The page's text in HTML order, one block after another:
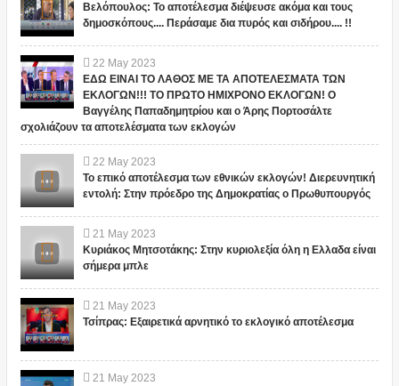
Βελόπουλος: Το αποτέλεσμα διέψευσε ακόμα και τους
δημοσκόπους.... Περάσαμε δια πυρός και σιδήρου.... !!
22 May 2023
ΕΔΩ ΕΙΝΑΙ ΤΟ ΛΑΘΟΣ ΜΕ ΤΑ ΑΠΟΤΕΛΕΣΜΑΤΑ ΤΩΝ
ΕΚΛΟΓΩΝ!!! ΤΟ ΠΡΩΤΟ ΗΜΙΧΡΟΝΟ ΕΚΛΟΓΩΝ! Ο
Βαγγέλης Παπαδημητρίου και ο Άρης Πορτοσάλτε
σχολιάζουν τα αποτελέσματα των εκλογών
22 May 2023
Το επικό αποτέλεσμα των εθνικών εκλογών! Διερευνητική
εντολή: Στην πρόεδρο της Δημοκρατίας ο Πρωθυπουργός
21 May 2023
Κυριάκος Μητσοτάκης: Στην κυριολεξία όλη η Ελλαδα είναι
σήμερα μπλε
21 May 2023
Τσίπρας: Εξαιρετικά αρνητικό το εκλογικό αποτέλεσμα
21 May 2023